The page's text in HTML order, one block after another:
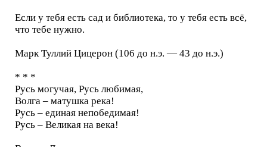
Если у тебя есть сад и библиотека, то у тебя есть всё,
что тебе нужно.
Марк Туллий Цицерон (106 до н.э. — 43 до н.э.)
* * *
Русь могучая, Русь любимая,
Волга – матушка река!
Русь – единая непобедимая!
Русь – Великая на века!